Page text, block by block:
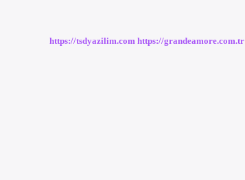
https://tsdyazilim.com https://grandeamore.com.tr